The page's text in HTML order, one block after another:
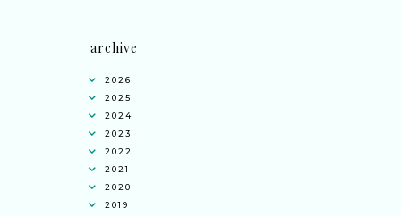
archive
2026
2025
2024
2023
2022
2021
2020
2019